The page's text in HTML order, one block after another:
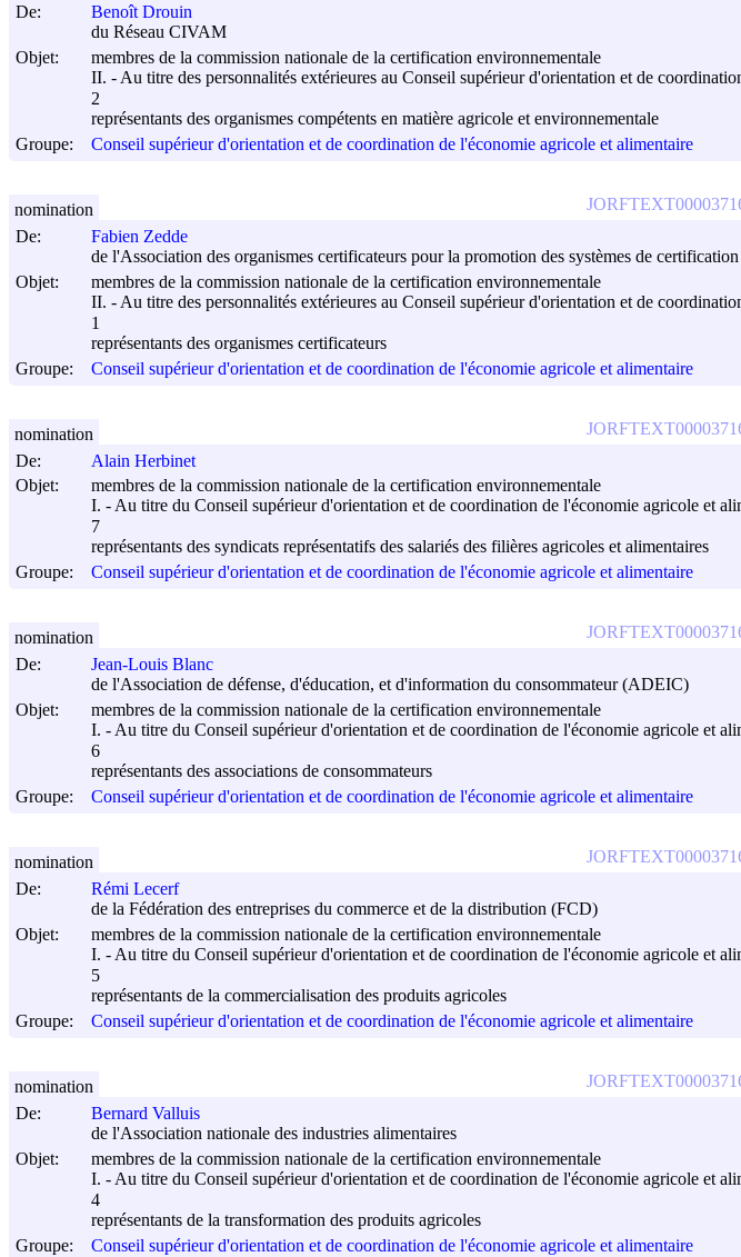
De:
Benoît Drouin
du Réseau CIVAM
Objet:
membres de la commission nationale de la certification environnementale
II. - Au titre des personnalités extérieures au Conseil supérieur d'orientation et de
2
représentants des organismes compétents en matière agricole et environnementale
Groupe:
Conseil supérieur d'orientation et de coordination de l'économie agricole et alimentaire
De:
Fabien Zedde
de l'Association des organismes certificateurs pour la promotion des systèmes de
Objet:
membres de la commission nationale de la certification environnementale
II. - Au titre des personnalités extérieures au Conseil supérieur d'orientation et de
1
représentants des organismes certificateurs
Groupe:
Conseil supérieur d'orientation et de coordination de l'économie agricole et alimentaire
nomination
De:
Alain Herbinet
Objet:
membres de la commission nationale de la certification environnementale
I. - Au titre du Conseil supérieur d'orientation et de coordination de l'économie agricole et
7
représentants des syndicats représentatifs des salariés des filières agricoles et alimentaires
Groupe:
Conseil supérieur d'orientation et de coordination de l'économie agricole et alimentaire
nomination
De:
Jean-Louis Blanc
de l'Association de défense, d'éducation, et d'information du consommateur (ADEIC)
Objet:
membres de la commission nationale de la certification environnementale
I. - Au titre du Conseil supérieur d'orientation et de coordination de l'économie agricole et
6
représentants des associations de consommateurs
Groupe:
Conseil supérieur d'orientation et de coordination de l'économie agricole et alimentaire
nomination
De:
Rémi Lecerf
de la Fédération des entreprises du commerce et de la distribution (FCD)
Objet:
membres de la commission nationale de la certification environnementale
I. - Au titre du Conseil supérieur d'orientation et de coordination de l'économie agricole et
5
représentants de la commercialisation des produits agricoles
Groupe:
Conseil supérieur d'orientation et de coordination de l'économie agricole et alimentaire
nomination
De:
Bernard Valluis
de l'Association nationale des industries alimentaires
Objet:
membres de la commission nationale de la certification environnementale
I. - Au titre du Conseil supérieur d'orientation et de coordination de l'économie agricole et
4
représentants de la transformation des produits agricoles
Groupe:
Conseil supérieur d'orientation et de coordination de l'économie agricole et alimentaire
nomination